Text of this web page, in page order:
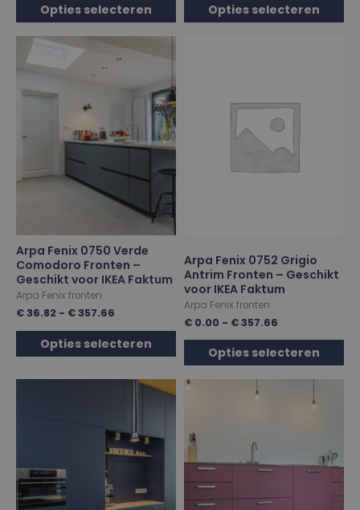
Opties selecteren Opties selecteren
Arpa Fenix 0750 Verde
Comodoro Fronten –
Geschikt voor IKEA Faktum
Arpa Fenix fronten
€36.82 - €357.66
Opties selecteren
Arpa Fenix 0752 Grigio
Antrim Fronten – Geschikt
voor IKEA Faktum
Arpa Fenix fronten
€ 0.00 - €357.66
Opties selecteren